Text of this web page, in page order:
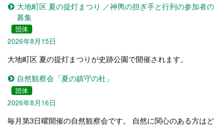
大地町区 夏の提灯まつり ／神輿の担ぎ手と行列の参加者の
募集
団体
2026年8月15日
大地町区 夏の提灯まつりが史跡公園で開催されます。
自然観察会「夏の鎮守の杜」
団体
2026年8月16日
毎月第3日曜開催の自然観察会です。 自然に関心のある方はど